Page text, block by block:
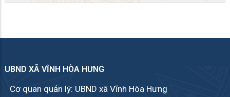
UBND XÃ VĨNH HÒA HƯNG
Cơ quan quản lý: UBND xã Vĩnh Hòa Hưng